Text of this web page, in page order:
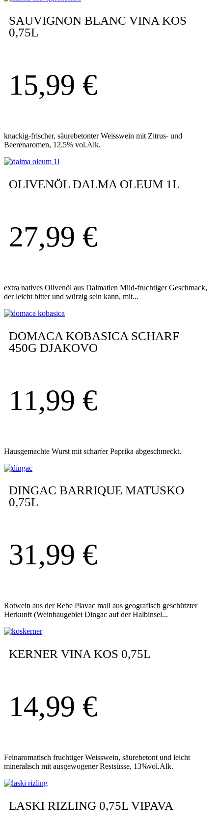
SAUVIGNON BLANC VINA KOS
0,75L
15,99 €
knackig-frischer, säurebetonter Weisswein mit Zitrus- und
Beerenaromen, 12,5% vol.Alk.
OLIVENÖL DALMA OLEUM 1L
27,99 €
extra natives Olivenöl aus Dalmatien Mild-fruchtiger Geschmack,
der leicht bitter und würzig sein kann, mit...
DOMACA KOBASICA SCHARF
450G DJAKOVO
11,99 €
Hausgemachte Wurst mit scharfer Paprika abgeschmeckt.
DINGAC BARRIQUE MATUSKO
0,75L
31,99 €
Rotwein aus der Rebe Plavac mali aus geografisch geschützter
Herkunft (Weinbaugebiet Dingac auf der Halbinsel...
KERNER VINA KOS 0,75L
14,99 €
Feinaromatisch fruchtiger Weisswein, säurebetont und leicht
mineralisch mit ausgewogener Restsüsse, 13%vol.Alk.
LASKI RIZLING 0,75L VIPAVA